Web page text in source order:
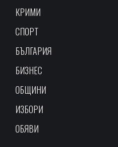
КРИМИ
СПОРТ
БЪЛГАРИЯ
БИЗНЕС
ОБЩИНИ
ИЗБОРИ
ОБЯВИ